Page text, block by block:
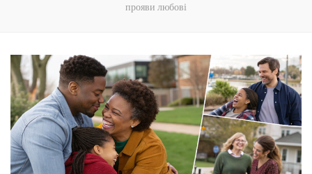
прояви любові